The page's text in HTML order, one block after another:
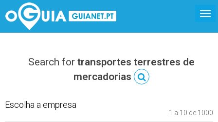
Search for transportes terrestres de
mercadorias
Escolha a empresa
1 a 10 de 1000